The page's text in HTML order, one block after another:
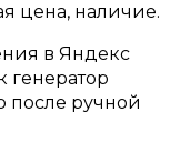
цена, наличие.
в Яндекс
генератор
после ручной